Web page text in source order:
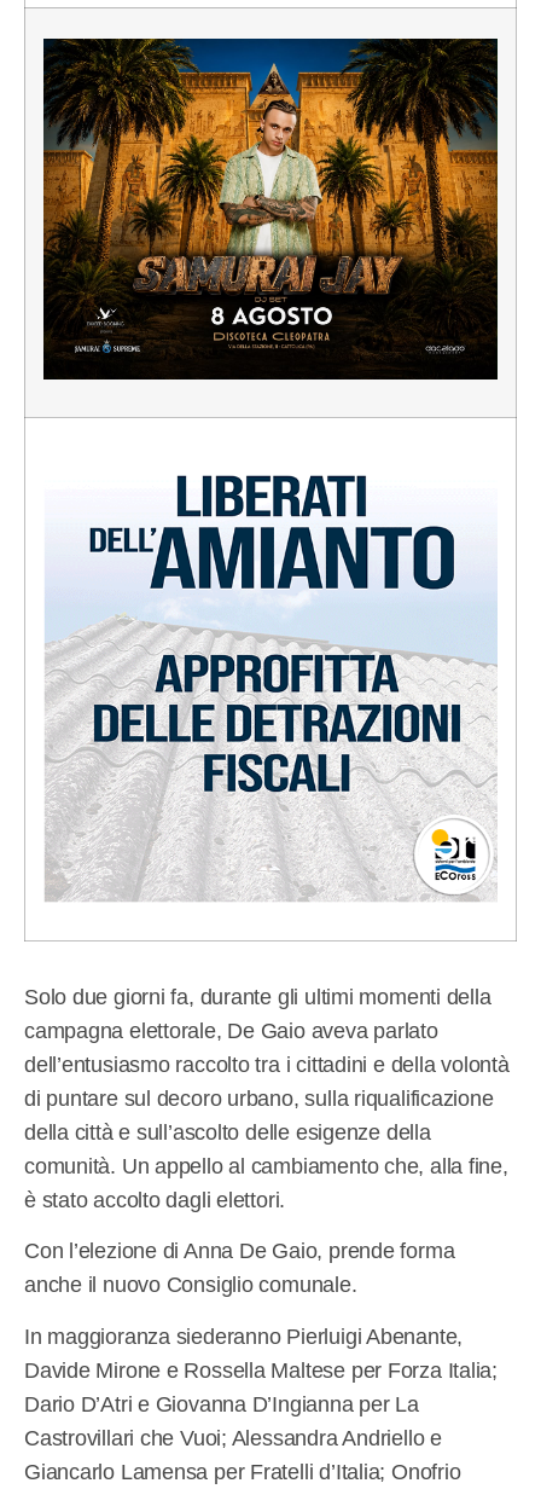
Solo due giorni fa, durante gli ultimi momenti della
campagna elettorale, De Gaio aveva parlato
dell’entusiasmo raccolto tra i cittadini e della volontà
di puntare sul decoro urbano, sulla riqualificazione
della città e sull’ascolto delle esigenze della
comunità. Un appello al cambiamento che, alla fine,
è stato accolto dagli elettori.
Con l’elezione di Anna De Gaio, prende forma
anche il nuovo Consiglio comunale.
In maggioranza siederanno Pierluigi Abenante,
Davide Mirone e Rossella Maltese per Forza Italia;
Dario D’Atri e Giovanna D’Ingianna per La
Castrovillari che Vuoi; Alessandra Andriello e
Giancarlo Lamensa per Fratelli d’Italia; Onofrio